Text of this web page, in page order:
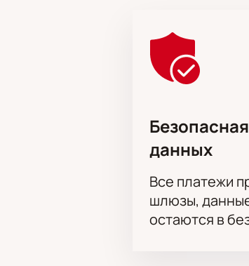
индивидуальный
Обратите внимание,
данных
Все платежи
шлюзы,
остаются в